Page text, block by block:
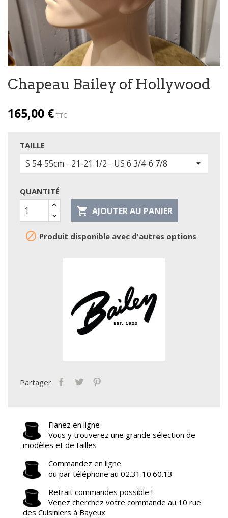
Chapeau Bailey of Hollywood
165,00 € TTC
TAILLE
QUANTITÉ
 AJOUTER AU PANIER
 Produit disponible avec d'autres options
Partager
Flanez en ligne
Vous y trouverez une grande sélection de
modèles et de tailles
Commandez en ligne
ou par téléphone au 02.31.10.60.13
Retrait commandes possible !
Venez cherchez votre commande au 10 rue
des Cuisiniers à Bayeux